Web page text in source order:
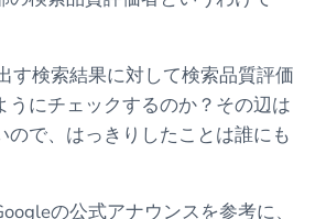
す検索結果に対して検索品質評価
うにチェックするのか？その辺は
ので、はっきりしたことは誰にも
の公式アナウンスを参考に、